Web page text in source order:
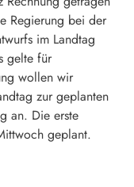
Regierung bei der
im Landtag
gelte für
wollen wir
zur geplanten
an. Die erste
geplant.